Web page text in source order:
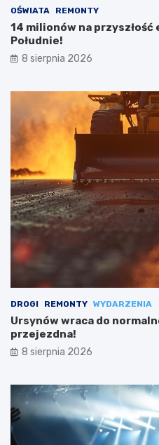
OŚWIATA REMONTY
14 milionów na przyszłość
Południe!
8 sierpnia 2026
DROGI REMONTY WYDARZENIA
Ursynów wraca do
przejezdna!
8 sierpnia 2026